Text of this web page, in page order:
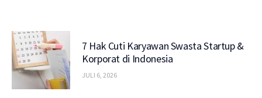
7 Hak Cuti Karyawan Swasta Startup &
Korporat di Indonesia
JULI 6, 2026